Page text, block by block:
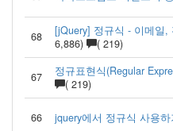
68 [jQuery] 정규식 - 이메일,
6,886)
( 219)
67 정규표현식(Regular
( 219)
66 jquery에서 정규식 사용하